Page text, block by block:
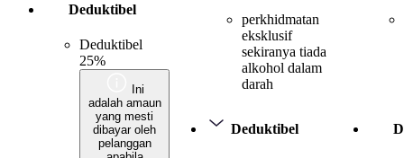
Deduktibel
Deduktibel
25%
Ini
adalah amaun
yang mesti
dibayar oleh
pelanggan
perkhidmatan
eksklusif
sekiranya tiada
alkohol dalam
darah
Deduktibel